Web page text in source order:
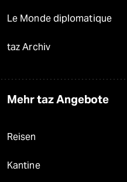
Le Monde diplomatique
taz Archiv
Mehr taz Angebote
Reisen
Kantine